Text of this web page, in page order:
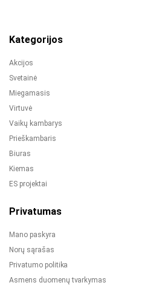
Kategorijos
Akcijos
Svetainė
Miegamasis
Virtuvė
Vaikų kambarys
Prieškambaris
Biuras
Kiemas
ES projektai
Privatumas
Mano paskyra
Norų sąrašas
Privatumo politika
Asmens duomenų tvarkymas